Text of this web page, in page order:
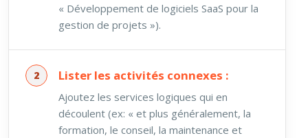
« Développement de logiciels SaaS pour la
gestion de projets »).
Lister les activités connexes :
Ajoutez les services logiques qui en
découlent (ex: « et plus généralement, la
formation, le conseil, la maintenance et